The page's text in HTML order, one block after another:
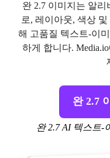
완 2.7 이미지는 알
로, 레이아웃, 색상
해 고품질 텍스트-이
하게 합니다.
완 2.7
완 2.7 AI 텍스트-